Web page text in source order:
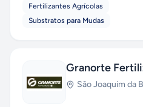
Fertilizantes Agrícolas
Substratos para Mudas
Granorte
São Joaquim da